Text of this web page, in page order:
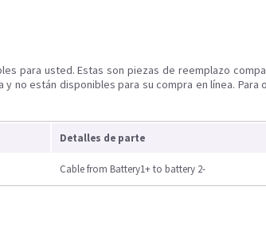
para usted. Estas son piezas de reemplazo
no están disponibles para su compra en línea. Para
Detalles de parte
Cable from Battery1+ to battery 2-